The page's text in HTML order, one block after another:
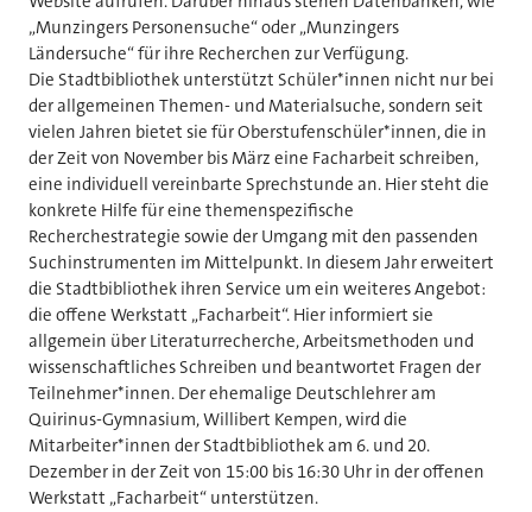
„Munzingers Personensuche“ oder „Munzingers
Ländersuche“ für ihre Recherchen zur Verfügung.
Die Stadtbibliothek unterstützt Schüler*innen nicht nur bei
der allgemeinen Themen- und Materialsuche, sondern seit
vielen Jahren bietet sie für Oberstufenschüler*innen, die in
der Zeit von November bis März eine Facharbeit schreiben,
eine individuell vereinbarte Sprechstunde an. Hier steht die
konkrete Hilfe für eine themenspezifische
Recherchestrategie sowie der Umgang mit den passenden
Suchinstrumenten im Mittelpunkt. In diesem Jahr erweitert
die Stadtbibliothek ihren Service um ein weiteres Angebot:
die offene Werkstatt „Facharbeit“. Hier informiert sie
allgemein über Literaturrecherche, Arbeitsmethoden und
wissenschaftliches Schreiben und beantwortet Fragen der
Teilnehmer*innen. Der ehemalige Deutschlehrer am
Quirinus-Gymnasium, Willibert Kempen, wird die
Mitarbeiter*innen der Stadtbibliothek am 6. und 20.
Dezember in der Zeit von 15:00 bis 16:30 Uhr in der offenen
Werkstatt „Facharbeit“ unterstützen.